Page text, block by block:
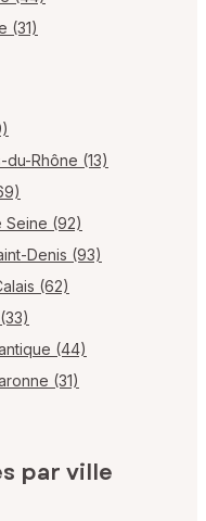
(31)
Rhône (13)
Seine (92)
Denis (93)
(62)
(44)
(31)
par ville